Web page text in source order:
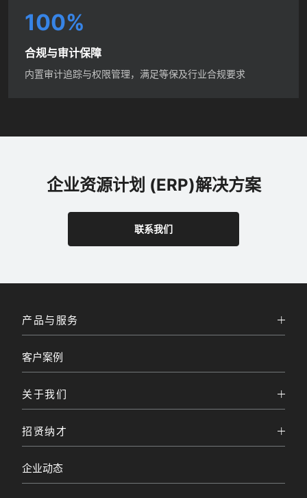
100%
合规与审计保障
内置审计追踪与权限管理，满足等保及行业合规要求
企业资源计划 (ERP)解决方案
联系我们
产品与服务
客户案例
关于我们
招贤纳才
企业动态